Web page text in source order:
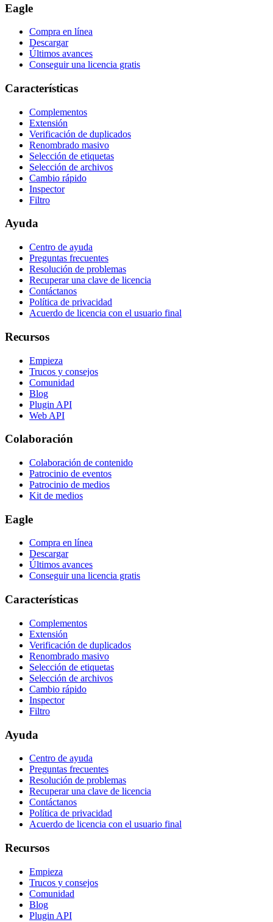
Eagle
Compra en línea
Descargar
Últimos avances
Conseguir una licencia gratis
Características
Complementos
Extensión
Verificación de duplicados
Renombrado masivo
Selección de etiquetas
Selección de archivos
Cambio rápido
Inspector
Filtro
Ayuda
Centro de ayuda
Preguntas frecuentes
Resolución de problemas
Recuperar una clave de licencia
Contáctanos
Política de privacidad
Acuerdo de licencia con el usuario final
Recursos
Empieza
Trucos y consejos
Comunidad
Blog
Plugin API
Web API
Colaboración
Colaboración de contenido
Patrocinio de eventos
Patrocinio de medios
Kit de medios
Eagle
Compra en línea
Descargar
Últimos avances
Conseguir una licencia gratis
Características
Complementos
Extensión
Verificación de duplicados
Renombrado masivo
Selección de etiquetas
Selección de archivos
Cambio rápido
Inspector
Filtro
Ayuda
Centro de ayuda
Preguntas frecuentes
Resolución de problemas
Recuperar una clave de licencia
Contáctanos
Política de privacidad
Acuerdo de licencia con el usuario final
Recursos
Empieza
Trucos y consejos
Comunidad
Blog
Plugin API